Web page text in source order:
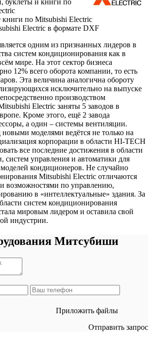
буклеты и книги по
книги по Mitsubishi Electric
Electric в формате DXF
одним из признанных лидеров в
систем кондиционирования как в
мире. На этот сектор бизнеса
12% всего оборота компании, то есть
Эта величина аналогична обороту
исключительно на выпуске
производством
Electric заняты 5 заводов в
Кроме этого, ещё 2 завода
а один – системы вентиляции.
моделями ведётся не только на
корпорации в области HI-TECH
все последние достижения в области
систем управления и автоматики для
кондиционеров. Не случайно
Mitsubishi Electric отличаются
возможностями по управлению,
в «интеллектуальные» здания. За
систем кондиционирования
мировым лидером и оставила свой
индустрии.
Митсубиши
Приложить файлы
Отправить запрос